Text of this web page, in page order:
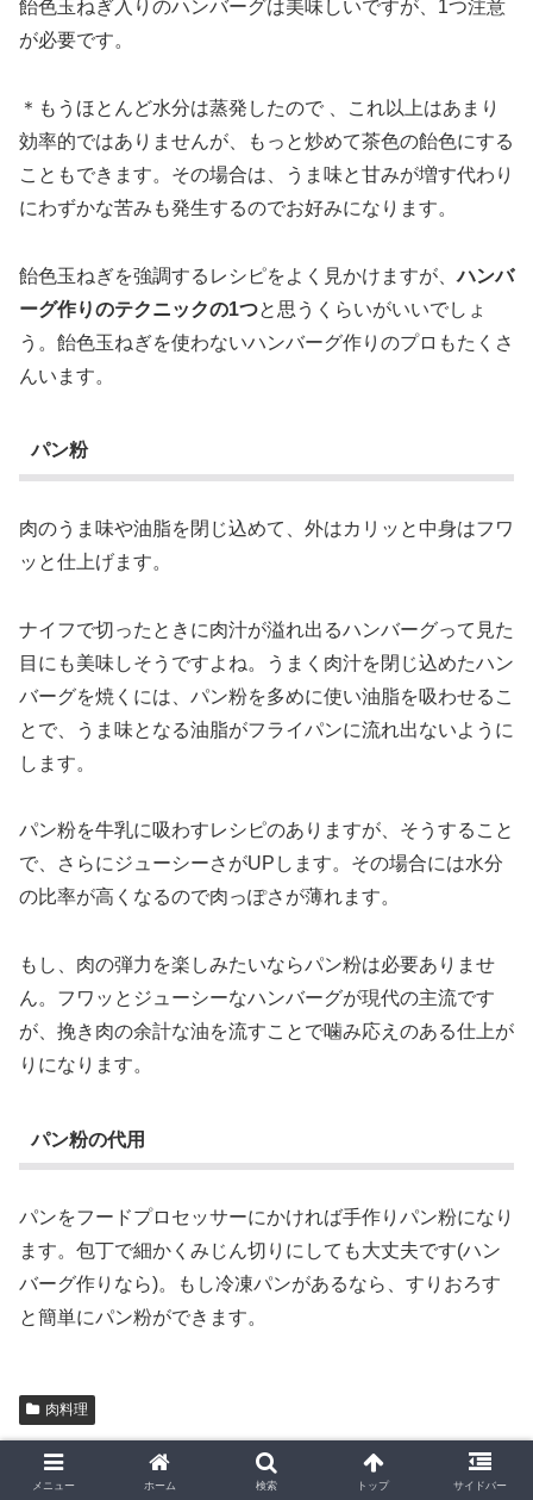
飴色玉ねぎ入りのハンバーグは美味しいですが、1つ注意
が必要です。
＊もうほとんど水分は蒸発したので 、これ以上はあまり
効率的ではありませんが、もっと炒めて茶色の飴色にする
こともできます。その場合は、うま味と甘みが増す代わり
にわずかな苦みも発生するのでお好みになります。
飴色玉ねぎを強調するレシピをよく見かけますが、ハンバ
ーグ作りのテクニックの1つと思うくらいがいいでしょ
う。飴色玉ねぎを使わないハンバーグ作りのプロもたくさ
んいます。
パン粉
肉のうま味や油脂を閉じ込めて、外はカリッと中身はフワ
ッと仕上げます。
ナイフで切ったときに肉汁が溢れ出るハンバーグって見た
目にも美味しそうですよね。うまく肉汁を閉じ込めたハン
バーグを焼くには、パン粉を多めに使い油脂を吸わせるこ
とで、うま味となる油脂がフライパンに流れ出ないように
します。
パン粉を牛乳に吸わすレシピのありますが、そうすること
で、さらにジューシーさがUPします。その場合には水分
の比率が高くなるので肉っぽさが薄れます。
もし、肉の弾力を楽しみたいならパン粉は必要ありませ
ん。フワッとジューシーなハンバーグが現代の主流です
が、挽き肉の余計な油を流すことで噛み応えのある仕上が
りになります。
パン粉の代用
パンをフードプロセッサーにかければ手作りパン粉になり
ます。包丁で細かくみじん切りにしても大丈夫です(ハン
バーグ作りなら)。もし冷凍パンがあるなら、すりおろす
と簡単にパン粉ができます。
肉料理
ads
メニュー ホーム 検索 トップ サイドバー